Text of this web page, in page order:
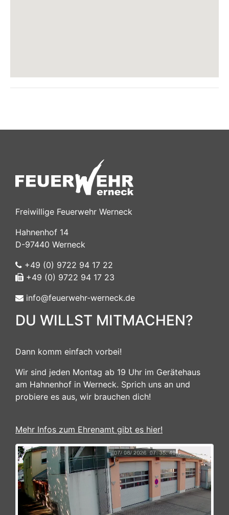
Freiwillige Feuerwehr Werneck
Hahnenhof 14
D-97440 Werneck
+49 (0) 9722 94 17 22
+49 (0) 9722 94 17 23
info@feuerwehr-werneck.de
DU WILLST MITMACHEN?
Dann komm einfach vorbei!
Wir sind jeden Montag ab 19 Uhr im Gerätehaus
am Hahnenhof in Werneck. Sprich uns an und
probiere es aus, wir brauchen dich!
Mehr Infos zum Ehrenamt gibt es hier!